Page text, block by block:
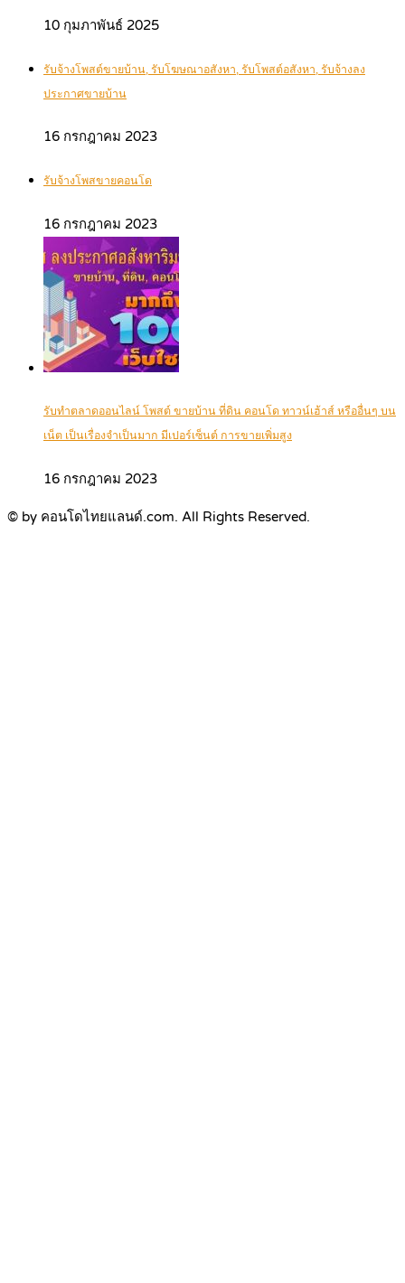
10 กุมภาพันธ์ 2025
รับจ้างโพสต์ขายบ้าน, รับโฆษณาอสังหา, รับโพสต์อสังหา, รับจ้างลง
ประกาศขายบ้าน
16 กรกฎาคม 2023
รับจ้างโพสขายคอนโด
16 กรกฎาคม 2023
รับทำตลาดออนไลน์ โพสต์ ขายบ้าน ที่ดิน คอนโด ทาวน์เฮ้าส์ หรืออื่นๆ บน
เน็ต เป็นเรื่องจำเป็นมาก มีเปอร์เซ็นต์ การขายเพิ่มสูง
16 กรกฎาคม 2023
© by คอนโดไทยแลนด์.com. All Rights Reserved.